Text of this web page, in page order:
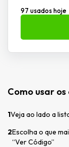
97 usados hoje
Como usar os
1Veja ao lado a
2Escolha o que
“Ver Código”